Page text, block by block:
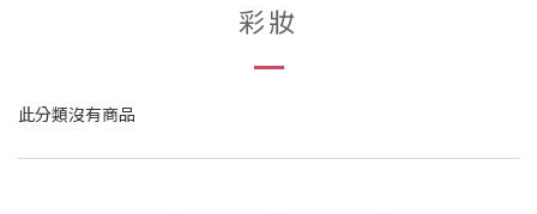
彩妝
此分類沒有商品